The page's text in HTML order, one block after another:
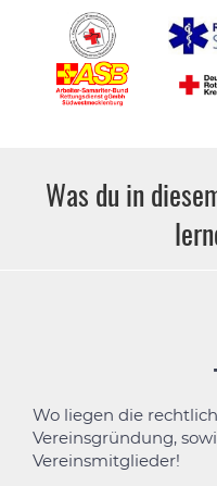
Was du in
Wo liegen die
Vereinsgründung,
Vereinsmitglieder!